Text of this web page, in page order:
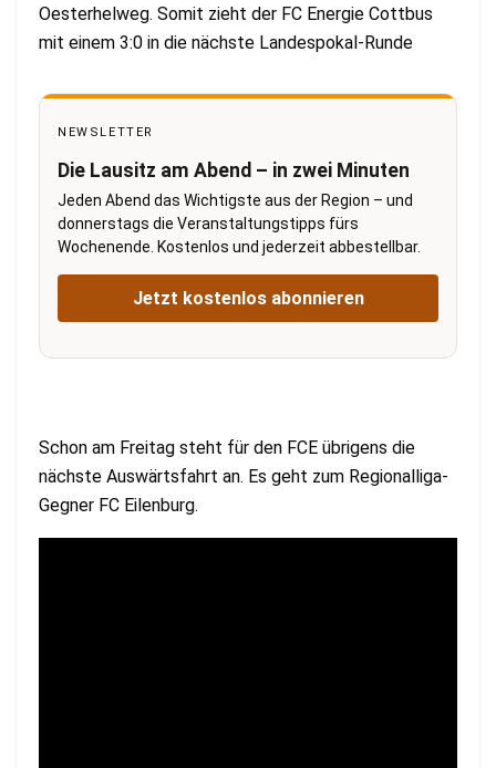
Oesterhelweg. Somit zieht der FC Energie Cottbus
mit einem 3:0 in die nächste Landespokal-Runde
NEWSLETTER
Die Lausitz am Abend – in zwei Minuten
Jeden Abend das Wichtigste aus der Region – und
donnerstags die Veranstaltungstipps fürs
Wochenende. Kostenlos und jederzeit abbestellbar.
Jetzt kostenlos abonnieren
Schon am Freitag steht für den FCE übrigens die
nächste Auswärtsfahrt an. Es geht zum Regionalliga-
Gegner FC Eilenburg.